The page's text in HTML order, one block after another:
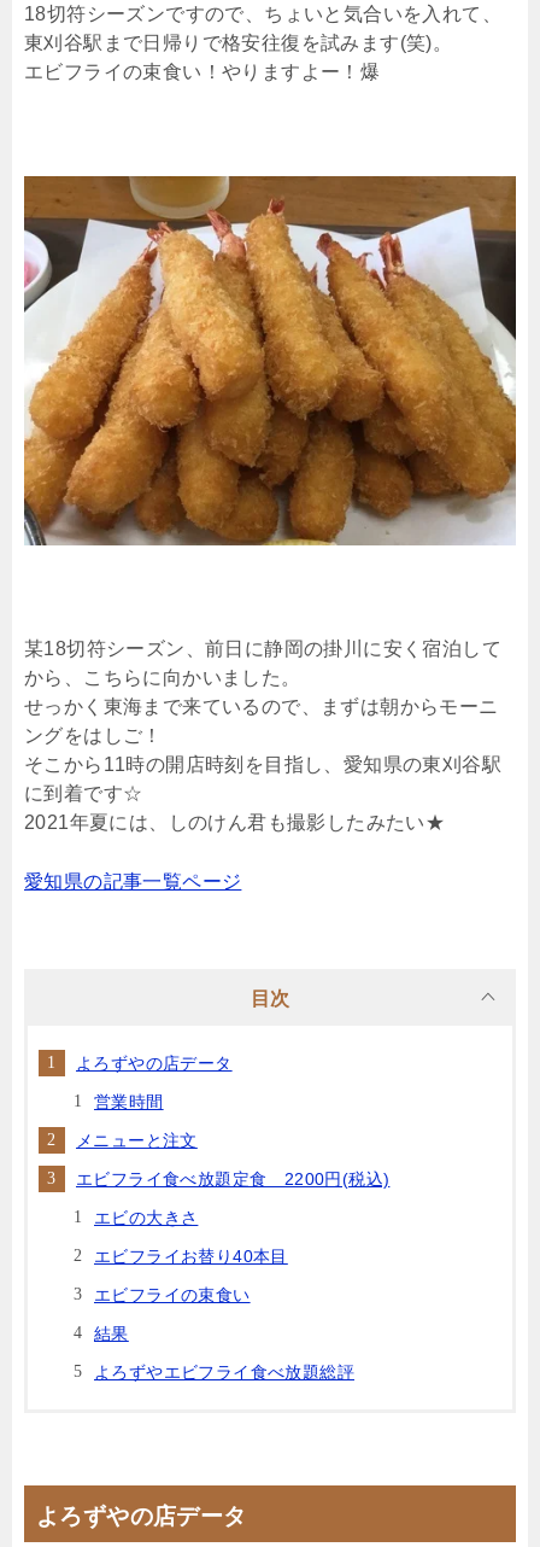
18切符シーズンですので、ちょいと気合いを入れて、
東刈谷駅まで日帰りで格安往復を試みます(笑)。
エビフライの束食い！やりますよー！爆
某18切符シーズン、前日に静岡の掛川に安く宿泊して
から、こちらに向かいました。
せっかく東海まで来ているので、まずは朝からモーニ
ングをはしご！
そこから11時の開店時刻を目指し、愛知県の東刈谷駅
に到着です☆
2021年夏には、しのけん君も撮影したみたい★
愛知県の記事一覧ページ
目次
よろずやの店データ
営業時間
メニューと注文
エビフライ食べ放題定食 2200円(税込)
エビの大きさ
エビフライお替り40本目
エビフライの束食い
結果
よろずやエビフライ食べ放題総評
よろずやの店データ